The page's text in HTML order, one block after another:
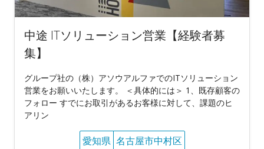
中途 ITソリューション営業【経験者募
集】
グループ社の（株）アソウアルファでのITソリューション
営業をお願いいたします。 ＜具体的には＞ 1、既存顧客の
フォロー すでにお取引があるお客様に対して、課題のヒ
アリン
愛知県 名古屋市中村区